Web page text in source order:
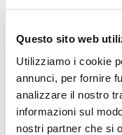
Questo sito web
Utilizziamo i cookie
annunci, per fornire
analizzare il nostro
informazioni sul
nostri partner che si
I funerali si
14.30
per la Chiesa
Si ringraziano